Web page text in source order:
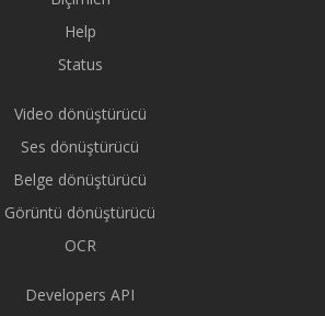
Help
Status
Video dönüştürücü
Ses dönüştürücü
Belge dönüştürücü
Görüntü dönüştürücü
OCR
Developers API